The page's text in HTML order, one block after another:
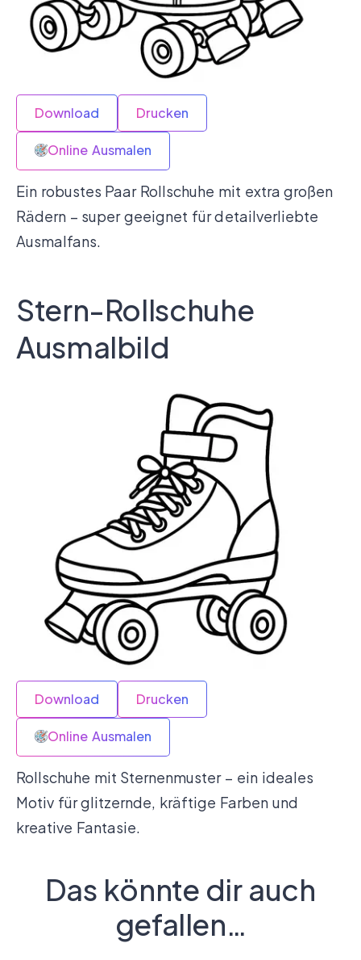
Download Drucken
Online Ausmalen
Ein robustes Paar Rollschuhe mit extra großen
Rädern – super geeignet für detailverliebte
Ausmalfans.
Stern-Rollschuhe
Ausmalbild
Download Drucken
Online Ausmalen
Rollschuhe mit Sternenmuster – ein ideales
Motiv für glitzernde, kräftige Farben und
kreative Fantasie.
Das könnte dir auch
gefallen…